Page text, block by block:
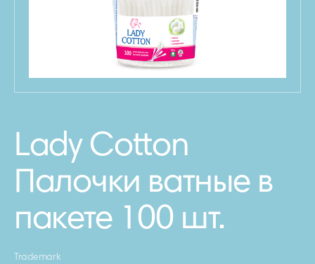
Lady Cotton
Палочки ватные в
пакете 100 шт.
Trademark